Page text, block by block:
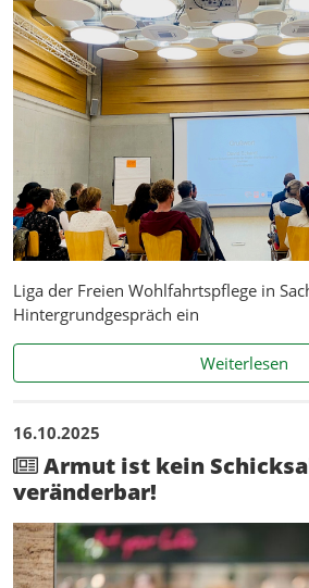
Liga der Freien Wohlfahrtspflege in
Hintergrundgespräch ein
Weiterlesen
16.10.2025
Armut ist kein
veränderbar!